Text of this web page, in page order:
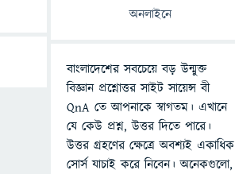
অনলাইনে
বাংলাদেশের সবচেয়ে বড় উন্মুক্ত
বিজ্ঞান প্রশ্নোত্তর সাইট সায়েন্স বী
QnA তে আপনাকে স্বাগতম। এখানে
যে কেউ প্রশ্ন, উত্তর দিতে পারে।
উত্তর গ্রহণের ক্ষেত্রে অবশ্যই একাধিক
সোর্স যাচাই করে নিবেন। অনেকগুলো,